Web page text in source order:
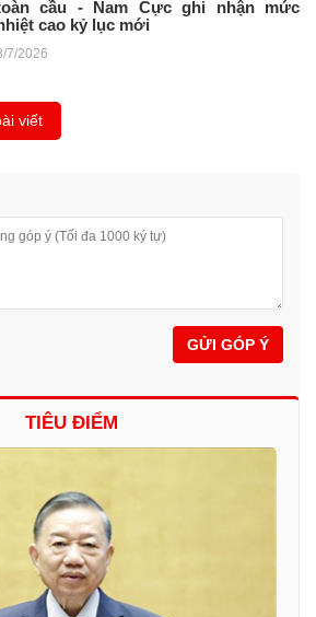
cầu - Nam Cực ghi nhận mức
cao kỷ lục mới
7/2026
viết
GỬI GÓP Ý
TIÊU ĐIỂM